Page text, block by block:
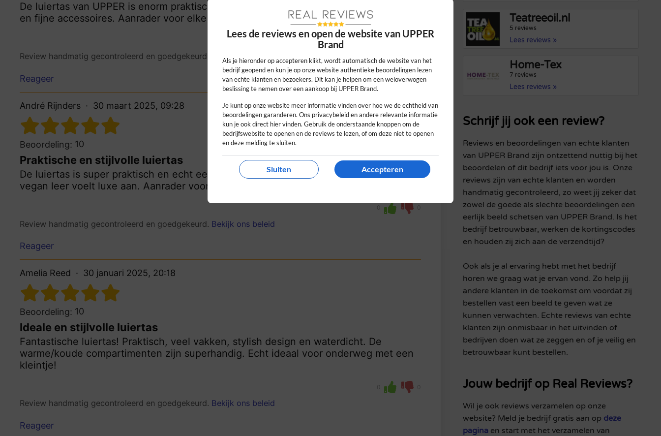
De luiertas van UPPER is enorm praktisch en stijlvol, met veel handige opbergvakken
en fijne accessoires. Aanrader voor elke moderne ouder!
Review handmatig gecontroleerd en goedgekeurd. Bekijk ons beleid
Reageer
André Rijnders 30 maart 2025, 09:28
Beoordeling: 10
Praktische en stijlvolle luiertas
De luiertas is super praktisch en echt een blikvanger! Alles blijft georganiseerd en het
vegan leer voelt luxe aan. Aanrader voor iedere ouder.
0 0
Review handmatig gecontroleerd en goedgekeurd. Bekijk ons beleid
Reageer
Amelia Reed 30 januari 2025, 20:18
Beoordeling: 10
Ideale en stijlvolle luiertas
Fantastische luiertas! Praktisch, veel vakken, stylish design en waterdicht. De
warme/koude compartimenten zijn superhandig. Echt ideaal voor onderweg met een
kleintje!
0 0
Review handmatig gecontroleerd en goedgekeurd. Bekijk ons beleid
Reageer
Teatreeoil.nl
5 reviews
Lees reviews »
Home-Tex
7 reviews
Lees reviews »
Schrijf jij ook een review?
Reviews en beoordelingen van echte klanten
van UPPER Brand zijn ontzettend nuttig bij het
beoordelen of dit bedrijf iets voor jou is. Onze
reviews zijn van echte klanten en worden
handmatig gecontroleerd, zo weet jij zeker dat
zowel de goede als slechte beoordelingen een
eerlijk beeld schetsen van UPPER Brand. Is het
bedrijf betrouwbaar, werken de kortingscodes
en houden zij zich aan de verzendtijd?
Ook als je al ervaring hebt met het bedrijf
horen we graag wat je ervan vond. Zo help jij
andere klanten in de toekomst om voordat zij
bestellen vast een beeld te geven wat ze
kunnen verwachten. Echte reviews van echte
klanten zijn onmisbaar in het uitvinden of
bedrijven doen wat ze zeggen en of je veilig en
betrouwbaar kunt bestellen.
Jouw bedrijf op Real Reviews?
Wil je ook reviews verzamelen op onze
website? Meld je bedrijf gratis aan op deze
paginaen start met het verzamelen van
Lees de reviews en open de website van UPPER
Brand
Als je hieronder op accepteren klikt, wordt automatisch de website van het
bedrijf geopend en kun je op onze website authentieke beoordelingen lezen
van echte klanten en bezoekers. Dit kan je helpen om een weloverwogen
beslissing te nemen over een aankoop bij UPPER Brand.
Je kunt op onze website meer informatie vinden over hoe we de echtheid van
beoordelingen garanderen. Ons privacybeleid en andere relevante informatie
kun je ook direct hier vinden. Gebruik de onderstaande knoppen om de
bedrijfswebsite te openen en de reviews te lezen, of om deze niet te openen
en deze melding te sluiten.
Sluiten Accepteren